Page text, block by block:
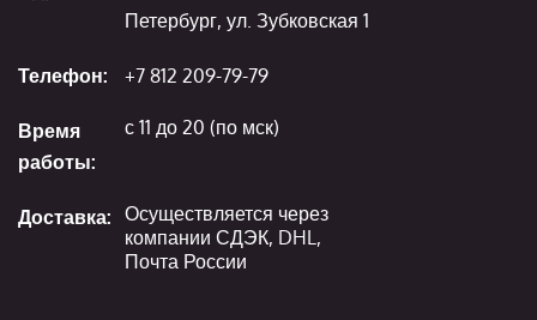
Петербург, ул. Зубковская 1
Телефон: +7 812 209-79-79
Время
работы:
с 11 до 20 (по мск)
Доставка: Осуществляется через
компании СДЭК, DHL,
Почта России